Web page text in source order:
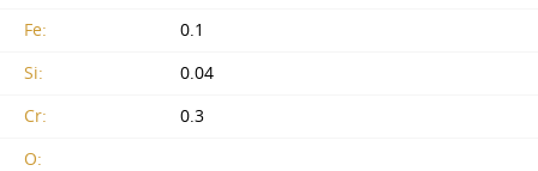
Fe:
0.1
Si:
0.04
Cr:
0.3
O: